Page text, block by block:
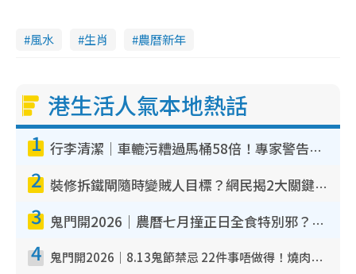
風水 生肖 農曆新年
港生活人氣本地熱話
1 行李清潔｜車轆污糟過馬桶58倍！專家警告忌用酒精抹 教1招免污手除菌
2 裝修拆鐵閘隨時變賊人目標？網民揭2大關鍵用途：裝新式等於白裝？附新舊鐵閘分別
3 鬼門開2026｜農曆七月撞正日全食特別邪？專家警告切忌做一事！揭4大禁忌+2招保平安
4 鬼門開2026｜8.13鬼節禁忌 22件事唔做得！燒肉、刺身要少食？半夜勿吹口哨/打呢個電話